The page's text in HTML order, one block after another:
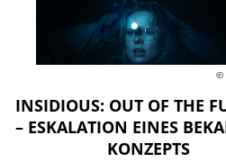
©
INSIDIOUS: OUT OF THE
– ESKALATION EINES
KONZEPTS